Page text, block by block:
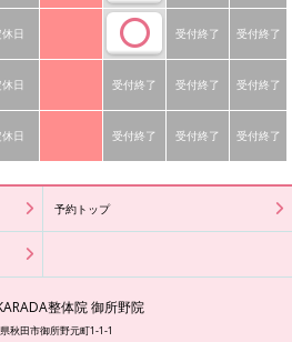
日 受付終了 受付終了
日 受付終了 受付終了 受付終了
日 受付終了 受付終了 受付終了
予約トップ
整体院 御所野院
秋田市御所野元町1-1-1